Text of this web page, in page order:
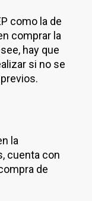
como la de
comprar la
hay que
si no se
la
cuenta con
de